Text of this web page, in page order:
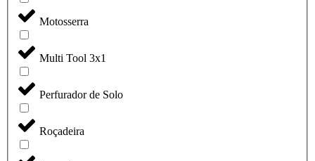
Motosserra
Multi Tool 3x1
Perfurador de Solo
Roçadeira